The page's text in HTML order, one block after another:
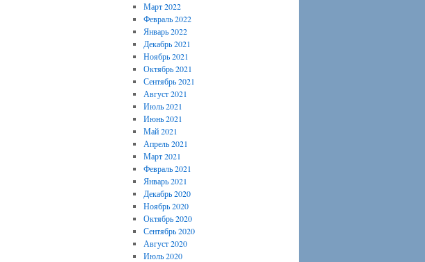
Март 2022
Февраль 2022
Январь 2022
Декабрь 2021
Ноябрь 2021
Октябрь 2021
Сентябрь 2021
Август 2021
Июль 2021
Июнь 2021
Май 2021
Апрель 2021
Март 2021
Февраль 2021
Январь 2021
Декабрь 2020
Ноябрь 2020
Октябрь 2020
Сентябрь 2020
Август 2020
Июль 2020